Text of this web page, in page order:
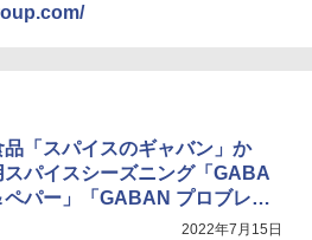
YRZ-WF150TV(B)
東芝) スチームオーブンレン
窯ドーム ER-D80A(K) ブラック 25
段調理 フラットテーブル 電子レン
外線センサー ノンフライ調理 簡単
入れ 小型 新生活 一人暮らし 二人暮
「スパイスのギャバン」か
スパイスシーズニング「GABA
ペパー」「GABAN プロブレン
2022年7月15日